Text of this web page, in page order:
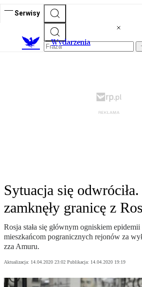
Serwisy
Wydarzenia
Sytuacja się
zamknęły granicę z
Rosja stała się głównym ogniskiem
mieszkańcom pogranicznych rejonów za
zza Amuru.
Aktualizacja: 14.04.2020 23:02 Publikacja: 14.04.2020 19:19